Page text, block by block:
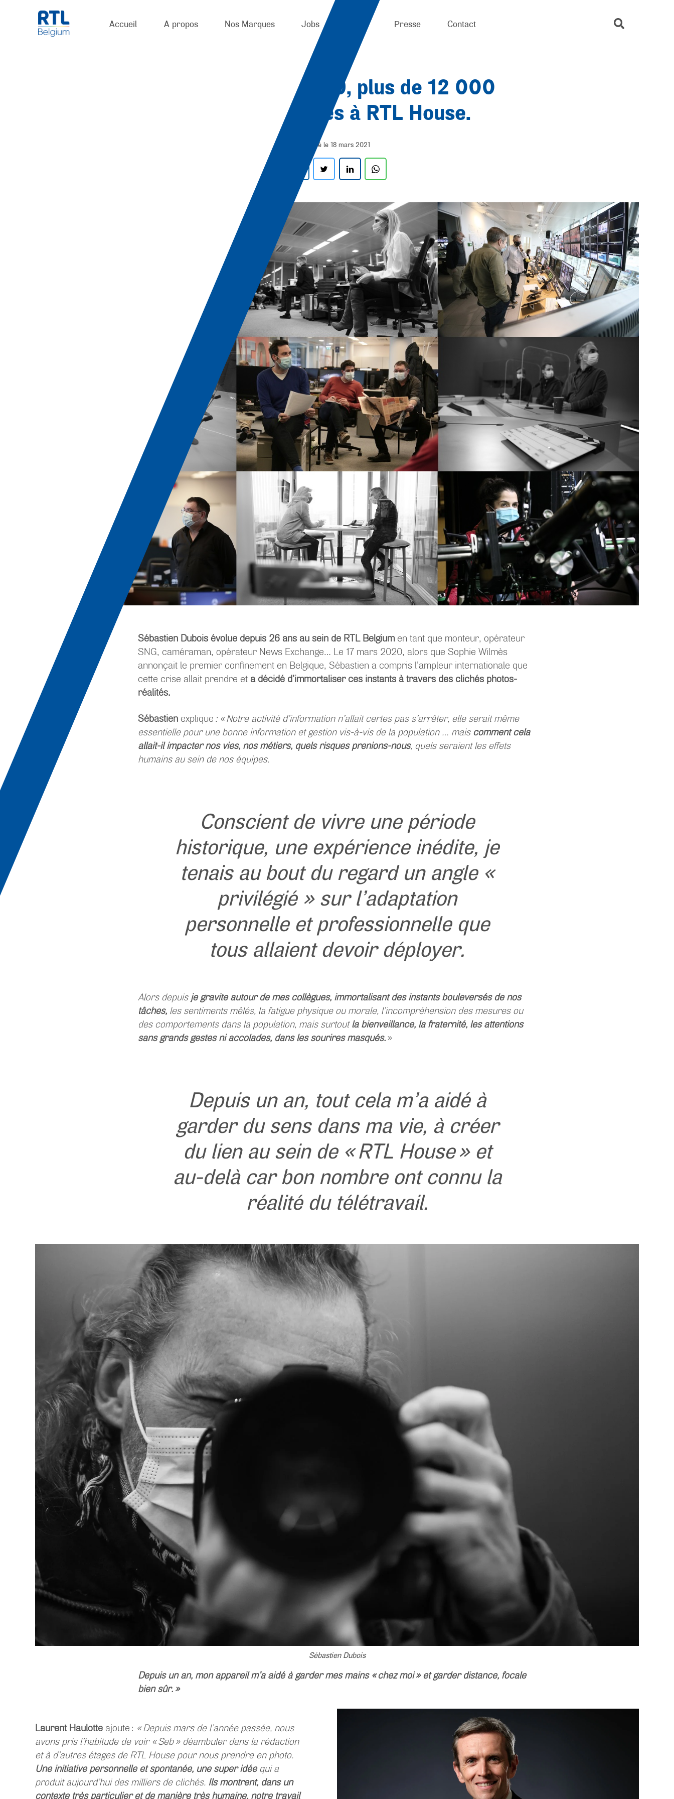
Accueil A propos Nos Marques Jobs Presse Contact
vi 9, plus de 12 000
é és à RTL House.
Publié le 18 mars 2021
Sébastien Dubois évolue depuis 26 ans au sein de RTL Belgium en tant que monteur, opérateur
SNG, caméraman, opérateur News Exchange… Le 17 mars 2020, alors que Sophie Wilmès
annonçait le premier confinement en Belgique, Sébastien a compris l’ampleur internationale que
cette crise allait prendre et a décidé d’immortaliser ces instants à travers des clichés photos-
réalités.
Sébastien explique : « Notre activité d’information n’allait certes pas s’arrêter, elle serait même
essentielle pour une bonne information et gestion vis-à-vis de la population … mais comment cela
allait-il impacter nos vies, nos métiers, quels risques prenions-nous, quels seraient les effets
humains au sein de nos équipes.
Conscient de vivre une période
historique, une expérience inédite, je
tenais au bout du regard un angle «
privilégié » sur l’adaptation
personnelle et professionnelle que
tous allaient devoir déployer.
Alors depuis je gravite autour de mes collègues, immortalisant des instants bouleversés de nos
tâches, les sentiments mêlés, la fatigue physique ou morale, l’incompréhension des mesures ou
des comportements dans la population, mais surtout la bienveillance, la fraternité, les attentions
sans grands gestes ni accolades, dans les sourires masqués. »
Depuis un an, tout cela m’a aidé à
garder du sens dans ma vie, à créer
du lien au sein de « RTL House » et
au-delà car bon nombre ont connu la
réalité du télétravail.
Sébastien Dubois
Depuis un an, mon appareil m’a aidé à garder mes mains « chez moi » et garder distance, focale
bien sûr. »
Laurent Haulotte ajoute : « Depuis mars de l’année passée, nous
avons pris l’habitude de voir « Seb » déambuler dans la rédaction
et à d’autres étages de RTL House pour nous prendre en photo.
Une initiative personnelle et spontanée, une super idéequi a
produit aujourd’hui des milliers de clichés. Ils montrent, dans un
contexte très particulier et de manière très humaine, notre travail